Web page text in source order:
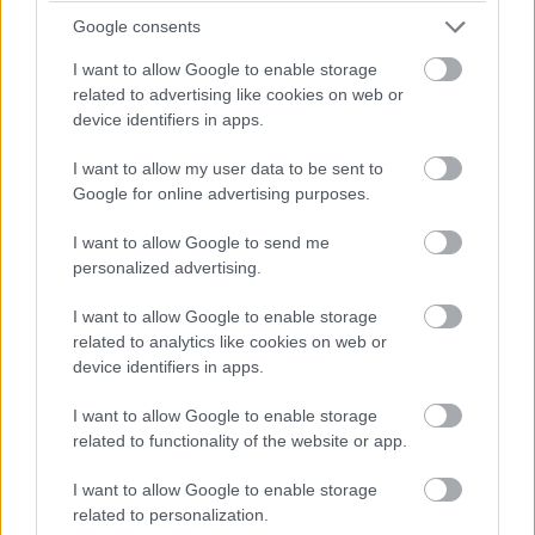
Google consents
I want to allow Google to enable storage
related to advertising like cookies on web or
device identifiers in apps.
I want to allow my user data to be sent to
Google for online advertising purposes.
I want to allow Google to send me
personalized advertising.
I want to allow Google to enable storage
related to analytics like cookies on web or
device identifiers in apps.
I want to allow Google to enable storage
related to functionality of the website or app.
I want to allow Google to enable storage
related to personalization.
A Bloomberg értesülései szerint az Apple egy
dolgozik, amely a pletykált érintőkijelzős MacBook Pro
vagy "MacBook Ultra" modellekhez készülhet. A rendszer
például nagyobb, a kézzel érintésre jobban optimalizált
kezelőfelületi elemeket kaphat, illetve egy új, kör alakú